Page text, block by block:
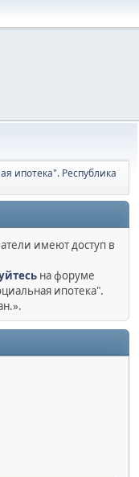
ипотека". Республика
имеют доступ в
на форуме
ипотека".